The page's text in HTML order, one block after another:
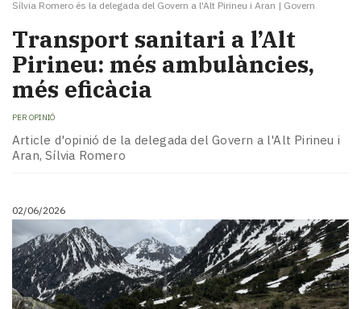
Sílvia Romero és la delegada del Govern a l'Alt Pirineu i Aran | Govern
Transport sanitari a l’Alt
Pirineu: més ambulàncies,
més eficàcia
PER OPINIÓ
Article d'opinió de la delegada del Govern a l'Alt Pirineu i
Aran, Sílvia Romero
02/06/2026